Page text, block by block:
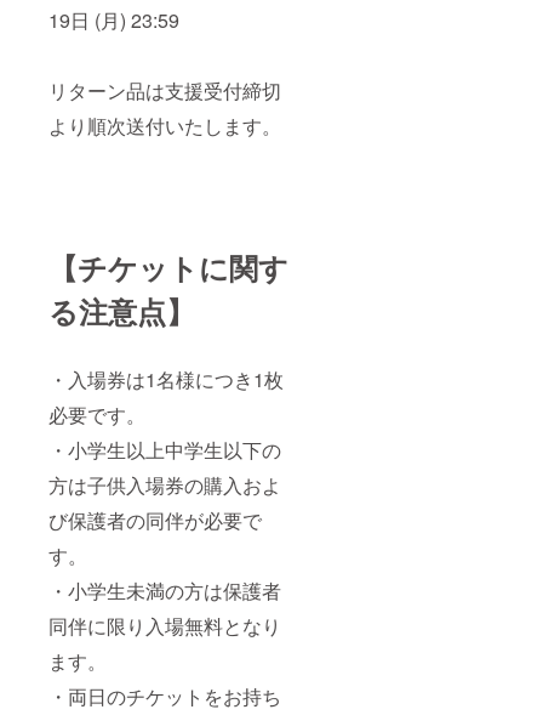
19日 (月) 23:59
リターン品は支援受付締切
より順次送付いたします。
【チケットに関す
る注意点】
・入場券は1名様につき1枚
必要です。
・小学生以上中学生以下の
方は子供入場券の購入およ
び保護者の同伴が必要で
す。
・小学生未満の方は保護者
同伴に限り入場無料となり
ます。
・両日のチケットをお持ち